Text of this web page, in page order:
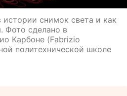
снимок света и как
Фото сделано в
Карбоне (Fabrizio
политехнической школе